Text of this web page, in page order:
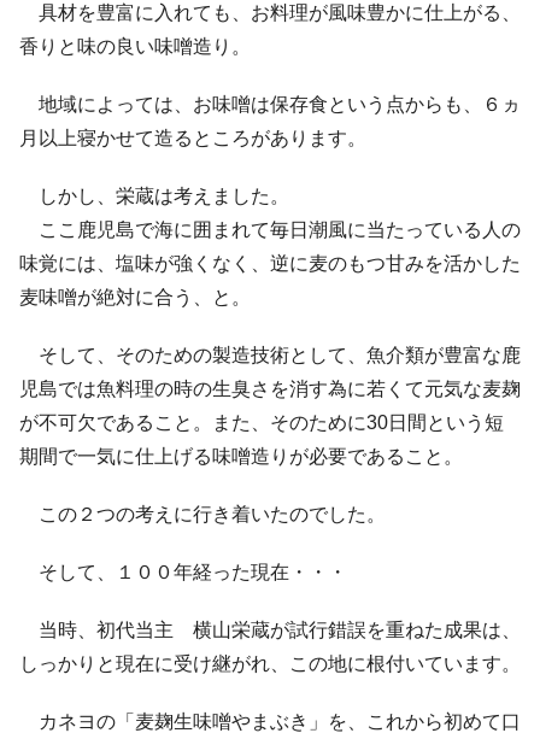
具材を豊富に入れても、お料理が風味豊かに仕上がる、
香りと味の良い味噌造り。
地域によっては、お味噌は保存食という点からも、６ヵ
月以上寝かせて造るところがあります。
しかし、栄蔵は考えました。
ここ鹿児島で海に囲まれて毎日潮風に当たっている人の
味覚には、塩味が強くなく、逆に麦のもつ甘みを活かした
麦味噌が絶対に合う、と。
そして、そのための製造技術として、魚介類が豊富な鹿
児島では魚料理の時の生臭さを消す為に若くて元気な麦麹
が不可欠であること。また、そのために30日間という短
期間で一気に仕上げる味噌造りが必要であること。
この２つの考えに行き着いたのでした。
そして、１００年経った現在・・・
当時、初代当主 横山栄蔵が試行錯誤を重ねた成果は、
しっかりと現在に受け継がれ、この地に根付いています。
カネヨの「麦麹生味噌やまぶき」を、これから初めて口